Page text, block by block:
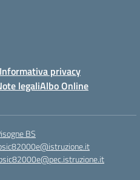
Informativa privacy
legaliAlbo Online
BS